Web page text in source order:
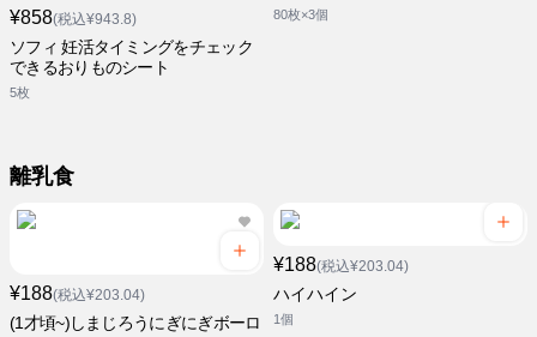
¥858(税込¥943.8)
ソフィ 妊活タイミングをチェック
できるおりものシート
5枚
80枚×3個
離乳食
¥188(税込¥203.04)
(1才頃~)しまじろうにぎにぎボーロ
¥188(税込¥203.04)
ハイハイン
1個